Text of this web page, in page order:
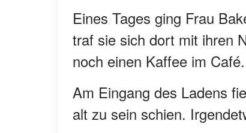
Eines Tages ging Frau
traf sie sich dort mit ihren
noch einen Kaffee im
Am Eingang des Ladens
alt zu sein schien.